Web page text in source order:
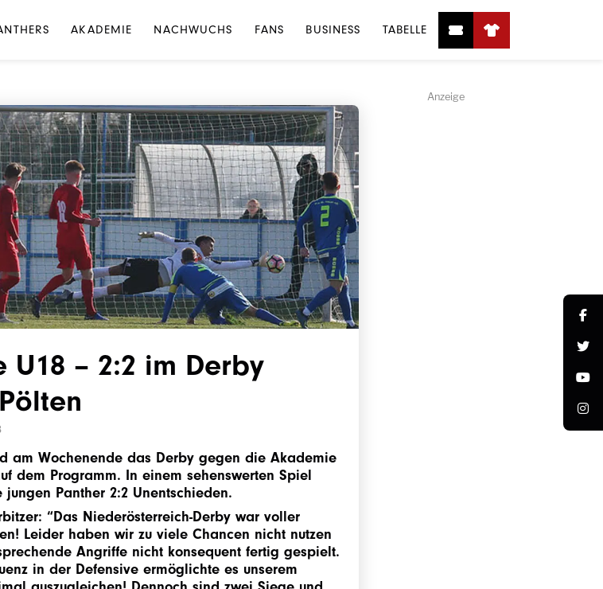
AKADEMIE NACHWUCHS FANS BUSINESS TABELLE
U18 – 2:2 im Derby
am Wochenende das Derby gegen die Akademie
dem Programm. In einem sehenswerten Spiel
jungen Panther 2:2 Unentschieden.
“Das Niederösterreich-Derby war voller
Leider haben wir zu viele Chancen nicht nutzen
Angriffe nicht konsequent fertig gespielt.
in der Defensive ermöglichte es unserem
Anzeige